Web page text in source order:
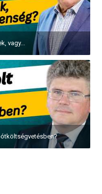
vagy...